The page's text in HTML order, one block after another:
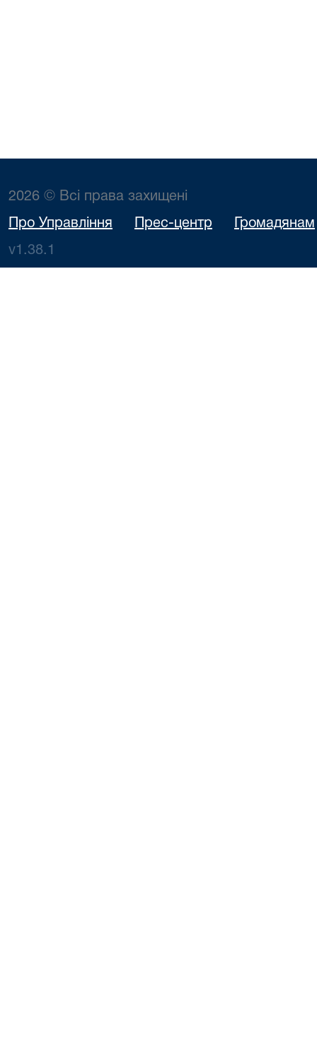
2026 © Всі права захищені
Про Управління Прес-центр Громадянам
v1.38.1